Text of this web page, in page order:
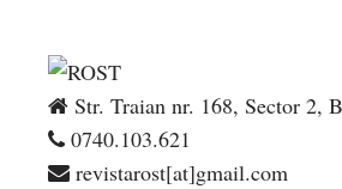
Str. Traian nr. 168, Sector 2,
0740.103.621
revistarost[at]gmail.com